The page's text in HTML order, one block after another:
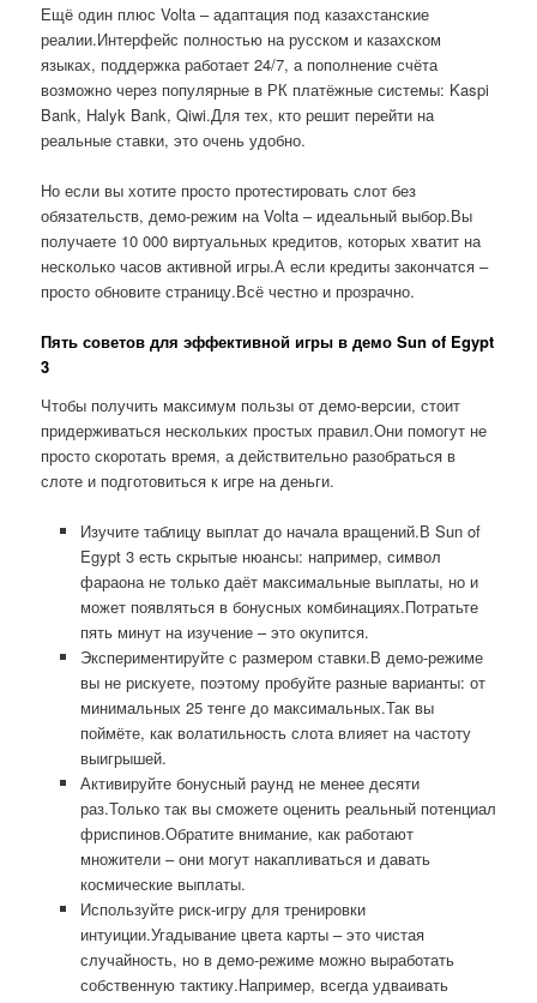
Ещё один плюс Volta – адаптация под казахстанские
реалии.Интерфейс полностью на русском и казахском
языках, поддержка работает 24/7, а пополнение счёта
возможно через популярные в РК платёжные системы: Kaspi
Bank, Halyk Bank, Qiwi.Для тех, кто решит перейти на
реальные ставки, это очень удобно.
Но если вы хотите просто протестировать слот без
обязательств, демо-режим на Volta – идеальный выбор.Вы
получаете 10 000 виртуальных кредитов, которых хватит на
несколько часов активной игры.А если кредиты закончатся –
просто обновите страницу.Всё честно и прозрачно.
Пять советов для эффективной игры в демо Sun of Egypt
3
Чтобы получить максимум пользы от демо-версии, стоит
придерживаться нескольких простых правил.Они помогут не
просто скоротать время, а действительно разобраться в
слоте и подготовиться к игре на деньги.
Изучите таблицу выплат до начала вращений.В Sun of
Egypt 3 есть скрытые нюансы: например, символ
фараона не только даёт максимальные выплаты, но и
может появляться в бонусных комбинациях.Потратьте
пять минут на изучение – это окупится.
Экспериментируйте с размером ставки.В демо-режиме
вы не рискуете, поэтому пробуйте разные варианты: от
минимальных 25 тенге до максимальных.Так вы
поймёте, как волатильность слота влияет на частоту
выигрышей.
Активируйте бонусный раунд не менее десяти
раз.Только так вы сможете оценить реальный потенциал
фриспинов.Обратите внимание, как работают
множители – они могут накапливаться и давать
космические выплаты.
Используйте риск-игру для тренировки
интуиции.Угадывание цвета карты – это чистая
случайность, но в демо-режиме можно выработать
собственную тактику.Например, всегда удваивать